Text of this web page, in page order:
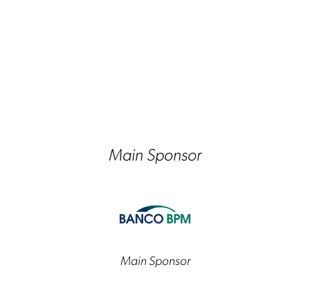
Main Sponsor
Main Sponsor